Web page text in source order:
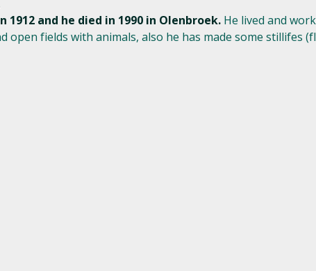
1912 and he died in 1990 in Olenbroek. He lived and
fields with animals, also he has made some stillifes